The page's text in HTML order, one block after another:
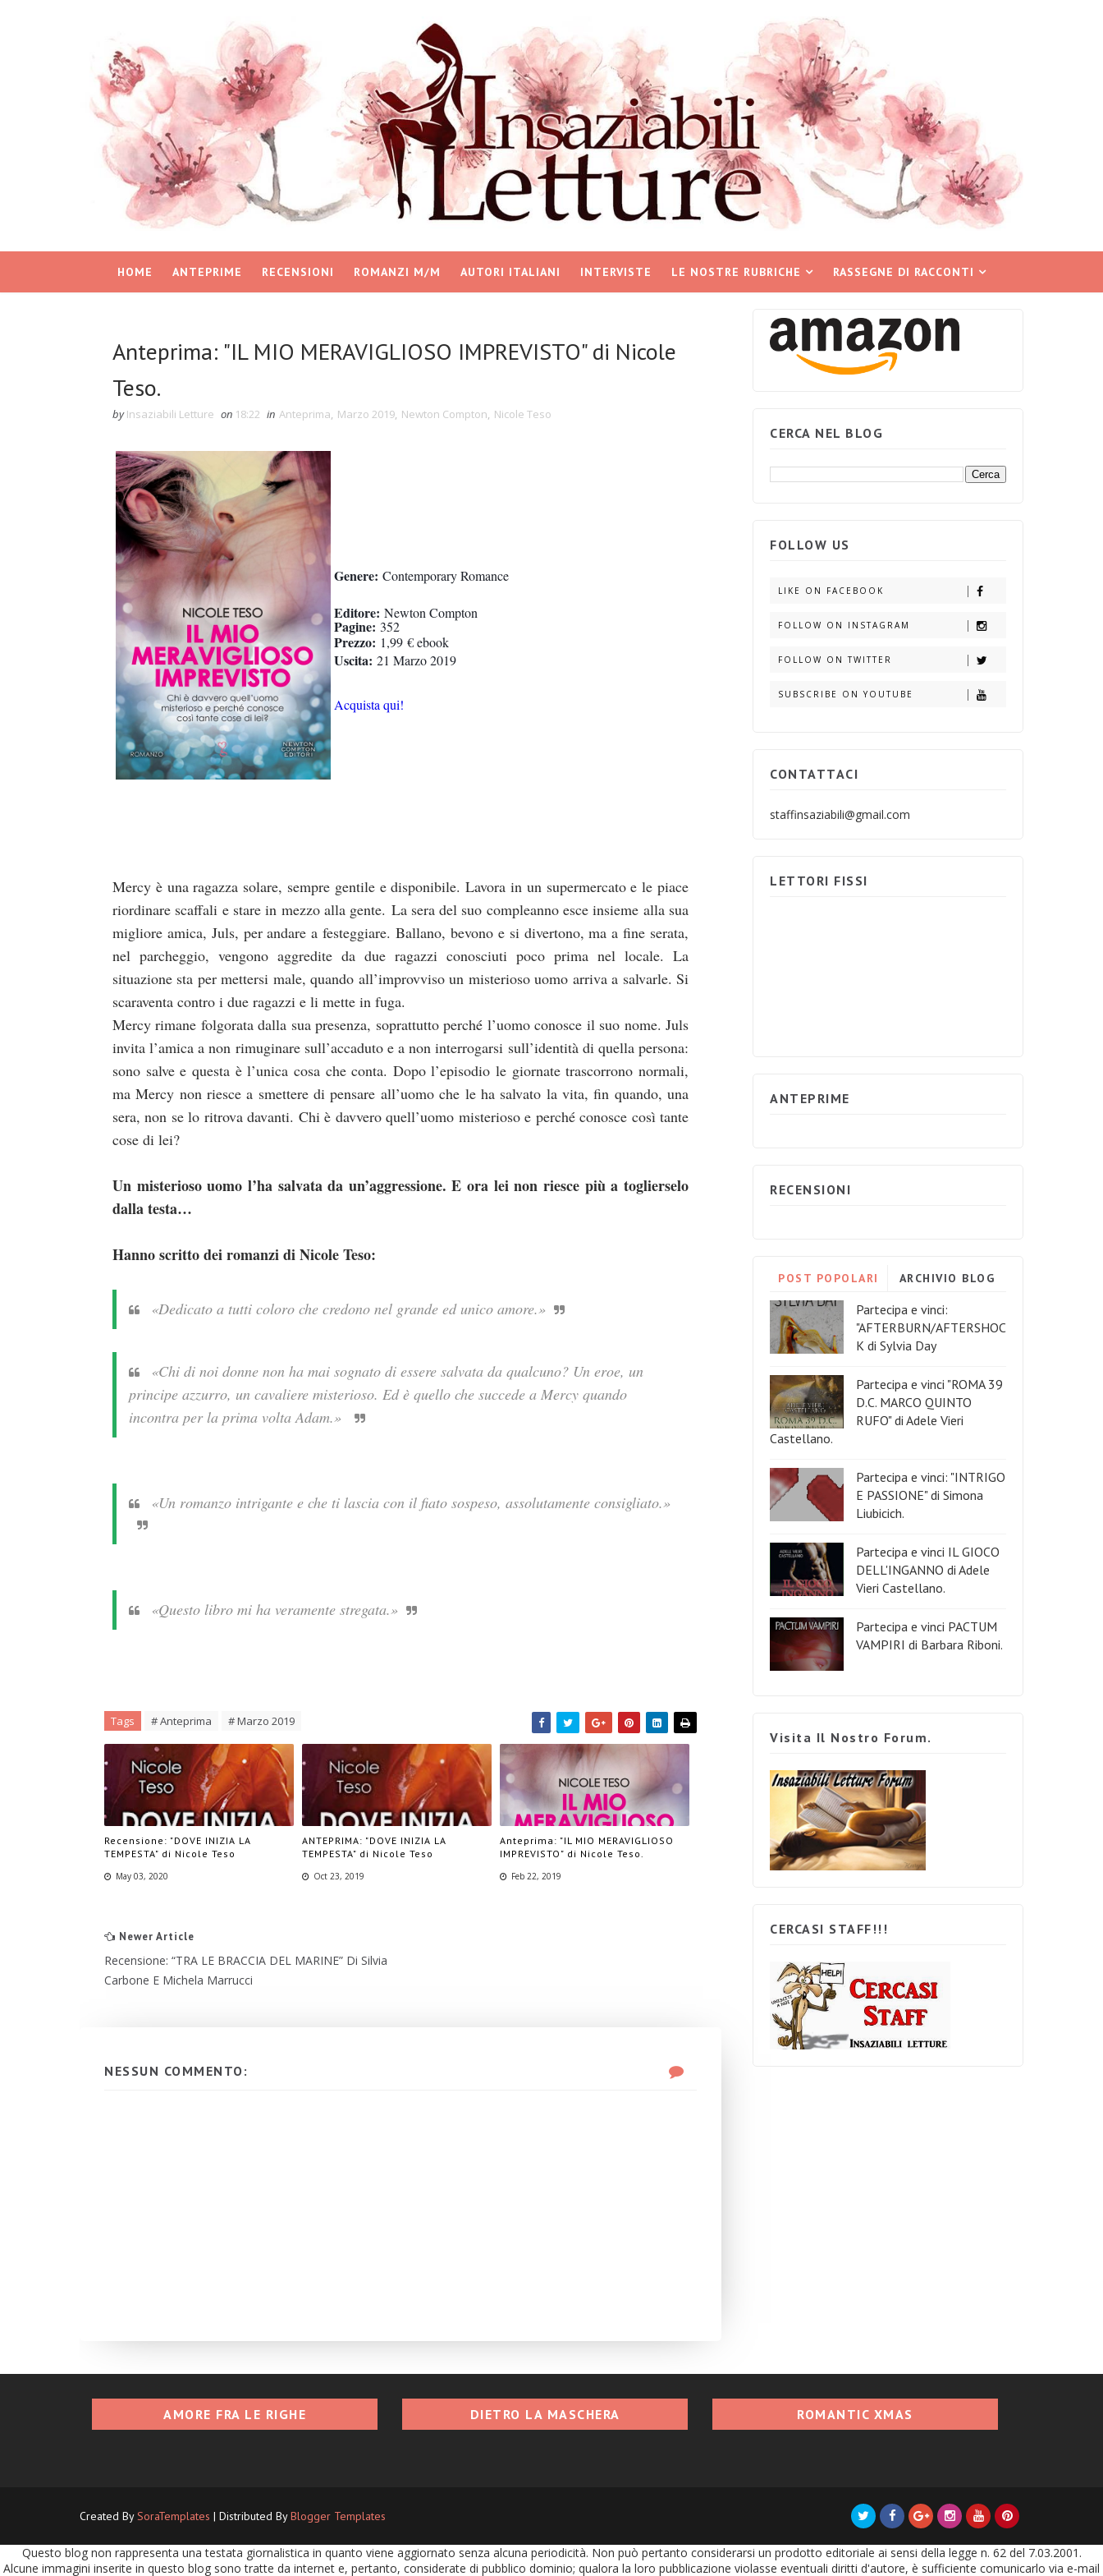
HOME ANTEPRIME RECENSIONI ROMANZI M/M AUTORI ITALIANI INTERVISTE LE NOSTRE RUBRICHE RASSEGNE DI RACCONTI
Anteprima: "IL MIO MERAVIGLIOSO IMPREVISTO" di Nicole
Teso.
by Insaziabili Letture on 18:22 in Anteprima, Marzo 2019, Newton Compton, Nicole Teso
Genere: Contemporary Romance
Editore: Newton Compton
Pagine: 352
Prezzo: 1,99 € ebook
Uscita: 21 Marzo 2019
Acquista qui!
Mercy è una ragazza solare, sempre gentile e disponibile. Lavora in un supermercato e le piace
riordinare scaffali e stare in mezzo alla gente. La sera del suo compleanno esce insieme alla sua
migliore amica, Juls, per andare a festeggiare. Ballano, bevono e si divertono, ma a fine serata,
nel parcheggio, vengono aggredite da due ragazzi conosciuti poco prima nel locale. La
situazione sta per mettersi male, quando all’improvviso un misterioso uomo arriva a salvarle. Si
scaraventa contro i due ragazzi e li mette in fuga.
Mercy rimane folgorata dalla sua presenza, soprattutto perché l’uomo conosce il suo nome. Juls
invita l’amica a non rimuginare sull’accaduto e a non interrogarsi sull’identità di quella persona:
sono salve e questa è l’unica cosa che conta. Dopo l’episodio le giornate trascorrono normali,
ma Mercy non riesce a smettere di pensare all’uomo che le ha salvato la vita, fin quando, una
sera, non se lo ritrova davanti. Chi è davvero quell’uomo misterioso e perché conosce così tante
cose di lei?
Un misterioso uomo l’ha salvata da un’aggressione. E ora lei non riesce più a toglierselo
dalla testa…
Hanno scritto dei romanzi di Nicole Teso:
«Dedicato a tutti coloro che credono nel grande ed unico amore.»
«Chi di noi donne non ha mai sognato di essere salvata da qualcuno? Un eroe, un
principe azzurro, un cavaliere misterioso. Ed è quello che succede a Mercy quando
incontra per la prima volta Adam.»
«Un romanzo intrigante e che ti lascia con il fiato sospeso, assolutamente consigliato.»
«Questo libro mi ha veramente stregata.»
Tags # Anteprima # Marzo 2019
Recensione: "DOVE INIZIA LA
TEMPESTA" di Nicole Teso
May 03, 2020
ANTEPRIMA: "DOVE INIZIA LA
TEMPESTA" di Nicole Teso
Oct 23, 2019
Anteprima: "IL MIO MERAVIGLIOSO
IMPREVISTO" di Nicole Teso.
Feb 22, 2019
Newer Article
Recensione: “TRA LE BRACCIA DEL MARINE” Di Silvia
Carbone E Michela Marrucci
NESSUN COMMENTO:
CERCA NEL BLOG
FOLLOW US
LIKE ON FACEBOOK
FOLLOW ON INSTAGRAM
FOLLOW ON TWITTER
SUBSCRIBE ON YOUTUBE
CONTATTACI
staffinsaziabili@gmail.com
LETTORI FISSI
ANTEPRIME
RECENSIONI
POST POPOLARI ARCHIVIO BLOG
Partecipa e vinci:
"AFTERBURN/AFTERSHOC
K di Sylvia Day
Partecipa e vinci "ROMA 39
D.C. MARCO QUINTO
RUFO" di Adele Vieri
Castellano.
Partecipa e vinci: "INTRIGO
E PASSIONE" di Simona
Liubicich.
Partecipa e vinci IL GIOCO
DELL'INGANNO di Adele
Vieri Castellano.
Partecipa e vinci PACTUM
VAMPIRI di Barbara Riboni.
Visita Il Nostro Forum.
CERCASI STAFF!!!
AMORE FRA LE RIGHE DIETRO LA MASCHERA ROMANTIC XMAS
Created BySoraTemplates | Distributed ByBlogger Templates
Questo blog non rappresenta una testata giornalistica in quanto viene aggiornato senza alcuna periodicità. Non può pertanto considerarsi un prodotto editoriale ai sensi della legge n. 62 del 7.03.2001.
Alcune immagini inserite in questo blog sono tratte da internet e, pertanto, considerate di pubblico dominio; qualora la loro pubblicazione violasse eventuali diritti d'autore, è sufficiente comunicarlo via e-mail